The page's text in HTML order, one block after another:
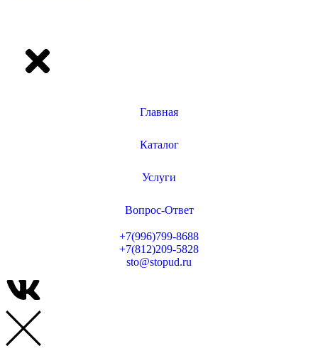
Главная
Каталог
Услуги
Вопрос-Ответ
+7(996)799-8688
+7(812)209-5828
sto@stopud.ru